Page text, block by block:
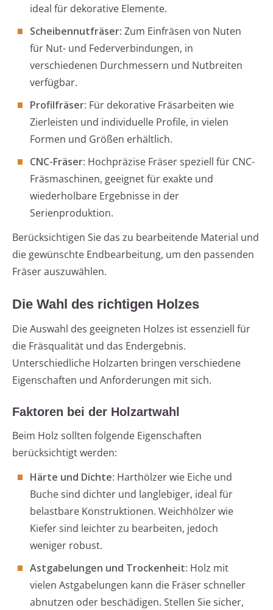
ideal für dekorative Elemente.
Scheibennutfräser: Zum Einfräsen von Nuten
für Nut- und Federverbindungen, in
verschiedenen Durchmessern und Nutbreiten
verfügbar.
Profilfräser: Für dekorative Fräsarbeiten wie
Zierleisten und individuelle Profile, in vielen
Formen und Größen erhältlich.
CNC-Fräser: Hochpräzise Fräser speziell für CNC-
Fräsmaschinen, geeignet für exakte und
wiederholbare Ergebnisse in der
Serienproduktion.
Berücksichtigen Sie das zu bearbeitende Material und
die gewünschte Endbearbeitung, um den passenden
Fräser auszuwählen.
Die Wahl des richtigen Holzes
Die Auswahl des geeigneten Holzes ist essenziell für
die Fräsqualität und das Endergebnis.
Unterschiedliche Holzarten bringen verschiedene
Eigenschaften und Anforderungen mit sich.
Faktoren bei der Holzartwahl
Beim Holz sollten folgende Eigenschaften
berücksichtigt werden:
Härte und Dichte: Harthölzer wie Eiche und
Buche sind dichter und langlebiger, ideal für
belastbare Konstruktionen. Weichhölzer wie
Kiefer sind leichter zu bearbeiten, jedoch
weniger robust.
Astgabelungen und Trockenheit: Holz mit
vielen Astgabelungen kann die Fräser schneller
abnutzen oder beschädigen. Stellen Sie sicher,